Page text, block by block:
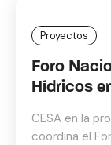
Proyectos
Foro
Hídricos
CESA en la
coordina el